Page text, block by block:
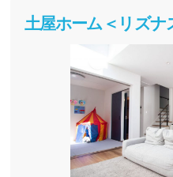
土屋ホーム＜リズナ